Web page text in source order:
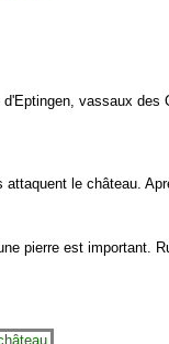
vassaux des
le château.
pierre est important.